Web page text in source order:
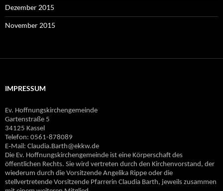
Dezember 2015
November 2015
IMPRESSUM
Ev. Hoffnungskirchengemeinde
Gartenstraße 5
34125 Kassel
Telefon: 0561-878089
E‐Mail: Claudia.Barth@ekkw.de
Die Ev. Hoffnungskirchengemeinde ist eine Körperschaft des
öffentlichen Rechts. Sie wird vertreten durch den Kirchenvorstand, der
wiederum durch die Vorsitzende Angelika Rippe oder die
stellvertretende Vorsitzende Pfarrerin Claudia Barth, jeweils zusammen